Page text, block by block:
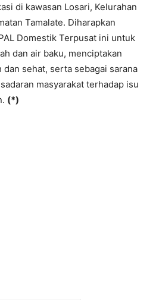
di kawasan Losari, Kelurahan
Tamalate. Diharapkan
Domestik Terpusat ini untuk
dan air baku, menciptakan
sehat, serta sebagai sarana
masyarakat terhadap isu
(*)